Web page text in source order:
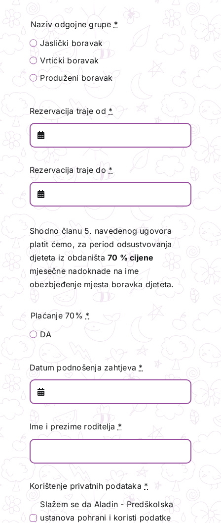
Naziv odgojne grupe *
Jaslički boravak
Vrtićki boravak
Produženi boravak
Rezervacija traje od *
Rezervacija traje do*
Shodno članu 5. navedenog ugovora
platit ćemo, za period odsustvovanja
djeteta iz obdaništa70 % cijene
mjesečne nadoknade na ime
obezbjeđenje mjesta boravka djeteta.
Plaćanje 70% *
DA
Datum podnošenja zahtjeva *
Ime i prezime roditelja *
Korištenje privatnih podataka *
Slažem se da Aladin - Predškolska
ustanova pohrani i koristi podatke